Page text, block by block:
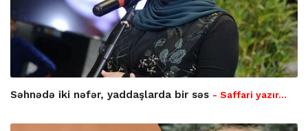
Səhnədə iki nəfər, yaddaşlarda bir səs - Saffari yazır…